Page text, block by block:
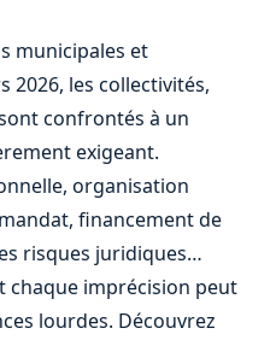
municipales et
2026, les collectivités,
confrontés à un
exigeant.
organisation
financement de
risques juridiques…
chaque imprécision peut
lourdes. Découvrez